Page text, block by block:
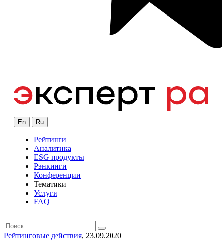
En Ru
Рейтинги
Аналитика
ESG продукты
Рэнкинги
Конференции
Тематики
Услуги
FAQ
Рейтинговые действия, 23.09.2020